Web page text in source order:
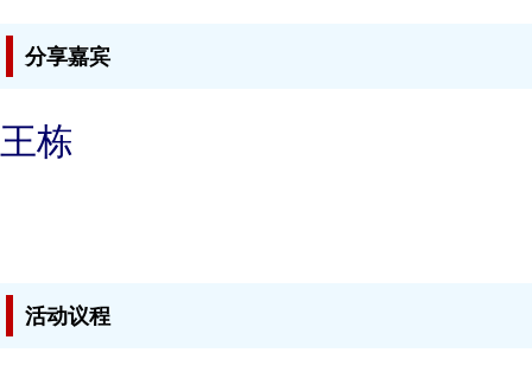
分享嘉宾
王栋
活动议程